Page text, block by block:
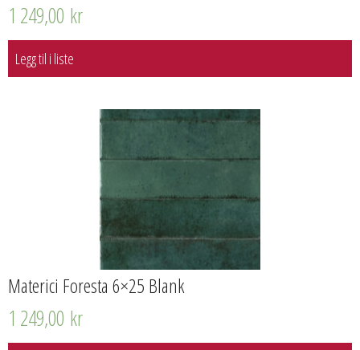
1 249,00 kr
Legg til i liste
Materici Foresta 6×25 Blank
1 249,00 kr